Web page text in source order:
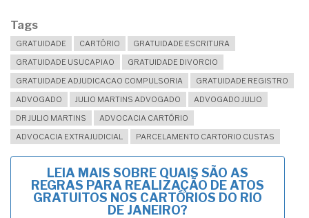
Tags
GRATUIDADE CARTÓRIO
GRATUIDADE ESCRITURA
GRATUIDADE USUCAPIAO
GRATUIDADE DIVORCIO
GRATUIDADE ADJUDICACAO COMPULSORIA
GRATUIDADE REGISTRO
ADVOGADO
JULIO MARTINS ADVOGADO
ADVOGADO JULIO
DR JULIO MARTINS
ADVOCACIA CARTÓRIO
ADVOCACIA EXTRAJUDICIAL
PARCELAMENTO CARTORIO CUSTAS
LEIA MAIS SOBRE QUAIS SÃO AS
REGRAS PARA REALIZAÇÃO DE ATOS
GRATUITOS NOS CARTÓRIOS DO RIO
DE JANEIRO?